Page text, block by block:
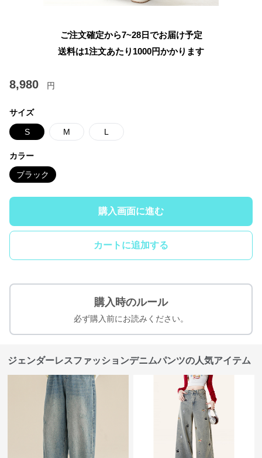
ご注文確定から7~28日でお届け予定
送料は1注文あたり 1000円かかります
8,980 円
サイズ
S M L
カラー
ブラック
購入画面に進む
カートに追加する
購入時のルール
必ず購入前にお読みください。
ジェンダーレスファッションデニムパンツの人気アイテム